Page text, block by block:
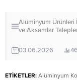
Alüminyum Ürünleri
ve Aksamlar
03.06.2026 46
ETİKETLER: Alüminyum